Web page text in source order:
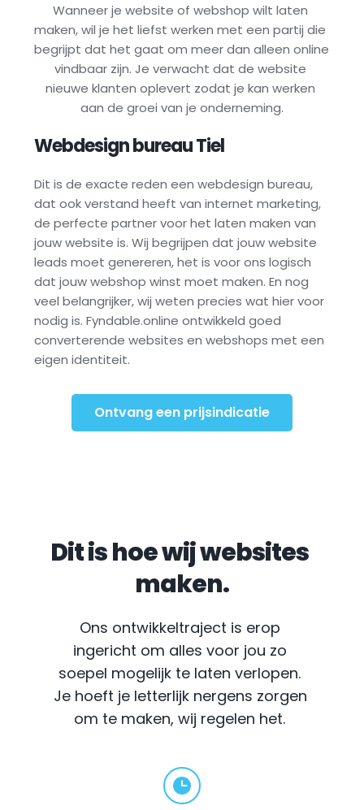
Wanneer je website of webshop wilt laten
maken, wil je het liefst werken met een partij die
begrijpt dat het gaat om meer dan alleen online
vindbaar zijn. Je verwacht dat de website
nieuwe klanten oplevert zodat je kan werken
aan de groei van je onderneming.
Webdesign bureau Tiel
Dit is de exacte reden een webdesign bureau,
dat ook verstand heeft van internet marketing,
de perfecte partner voor het laten maken van
jouw website is. Wij begrijpen dat jouw website
leads moet genereren, het is voor ons logisch
dat jouw webshop winst moet maken. En nog
veel belangrijker, wij weten precies wat hier voor
nodig is. Fyndable.online ontwikkeld goed
converterende websites en webshops met een
eigen identiteit.
Ontvang een prijsindicatie
Dit is hoe wij websites
maken.
Ons ontwikkeltraject is erop
ingericht om alles voor jou zo
soepel mogelijk te laten verlopen.
Je hoeft je letterlijk nergens zorgen
om te maken, wij regelen het.